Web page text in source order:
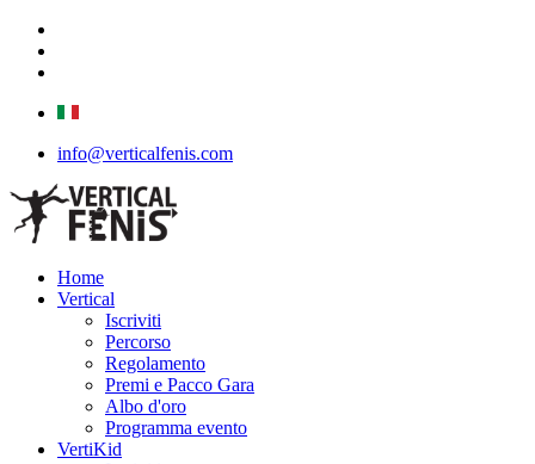
info@verticalfenis.com
Home
Vertical
Iscriviti
Percorso
Regolamento
Premi e Pacco Gara
Albo d'oro
Programma evento
VertiKid